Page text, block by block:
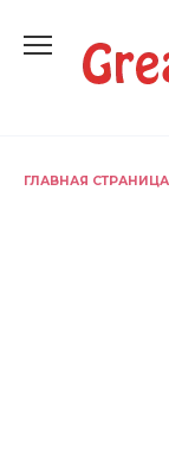
содержанию
ГЛАВНАЯ СТРАНИЦА